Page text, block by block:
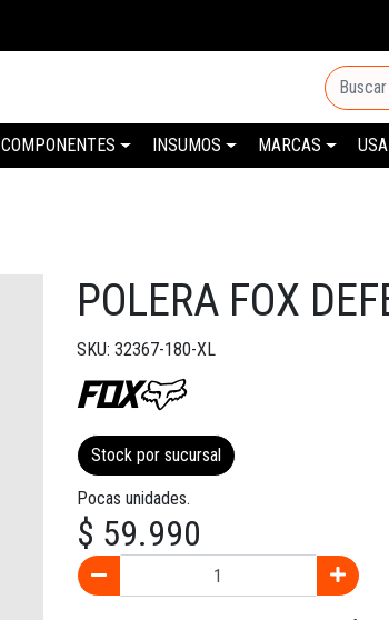
COMPONENTES INSUMOS MARCAS
POLERA FOX
SKU: 32367-180-XL
Stock por sucursal
Pocas unidades.
$ 59.990